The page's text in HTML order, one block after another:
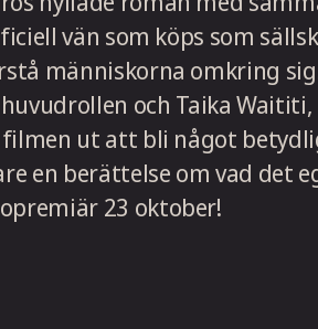
vän som köps som
människorna omkring
och Taika
filmen ut att bli något
en berättelse om vad det
23 oktober!